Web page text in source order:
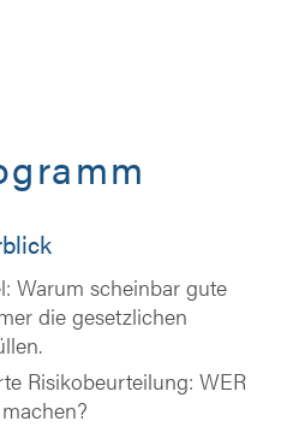
Warum scheinbar gute
die gesetzlichen
Risikobeurteilung: WER